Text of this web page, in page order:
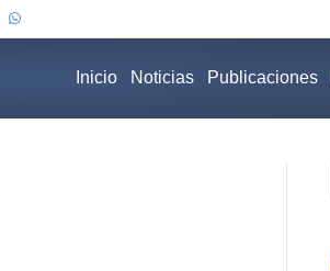
Inicio Noticias Publicaciones